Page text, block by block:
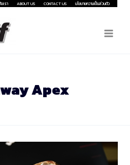
เรา ABOUT US CONTACT US นโยบายความเป็นส่วนตัว
Apex